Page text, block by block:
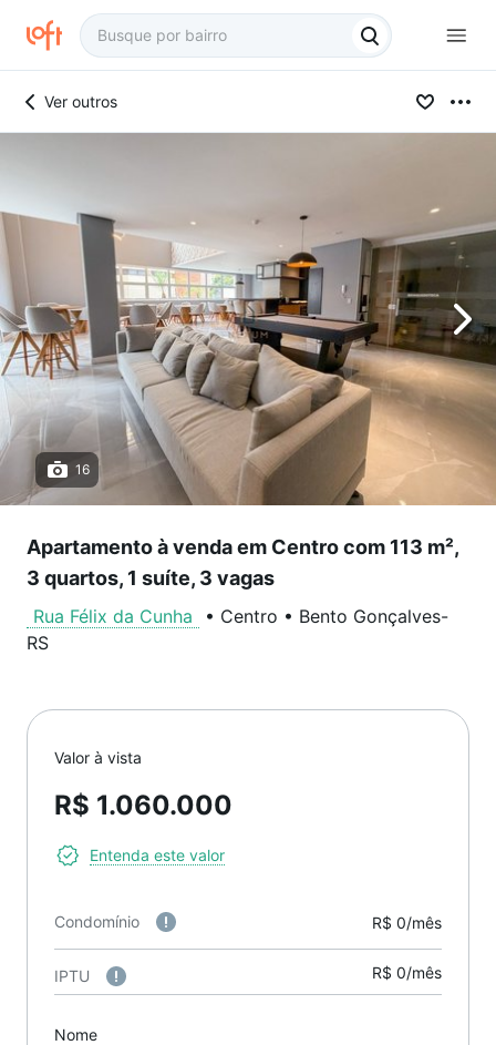
Ver outros
16
Apartamento à venda em Centro com 113 m²,
3 quartos, 1 suíte, 3 vagas
Rua Félix da Cunha • Centro • Bento Gonçalves-
RS
Valor à vista
R$ 1.060.000
Entenda este valor
Condomínio R$ 0/mês
IPTU R$ 0/mês
Nome